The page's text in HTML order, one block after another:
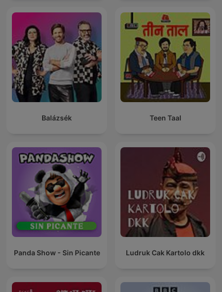
Balázsék Teen Taal
Panda Show - Sin Picante Ludruk Cak Kartolo dkk